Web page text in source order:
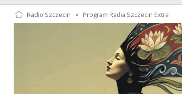
Radio Szczecin » Program Radia Szczecin Extra